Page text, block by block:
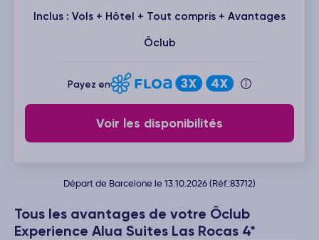
Tous les avantages de votre Ôclub
Experience Alua Suites Las Rocas 4*
Inclus : Vols + Hôtel + Tout compris + Avantages
Ôclub
Payez en
Voir les disponibilités
Départ de Barcelone le 13.10.2026 (Réf.:83712)